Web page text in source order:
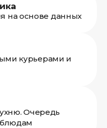
на основе данных
курьерами и
Очередь
блюдам